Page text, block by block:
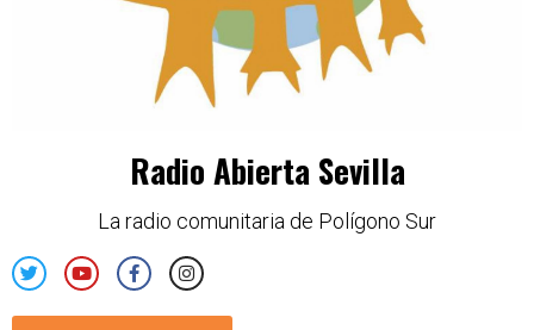
Radio Abierta Sevilla
La radio comunitaria de Polígono Sur